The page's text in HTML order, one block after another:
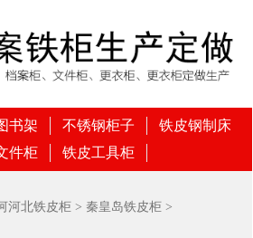
书架 不锈钢柜子
铁皮钢制床
件柜 铁皮工具柜
河北铁皮柜 > 秦皇岛铁皮柜 >